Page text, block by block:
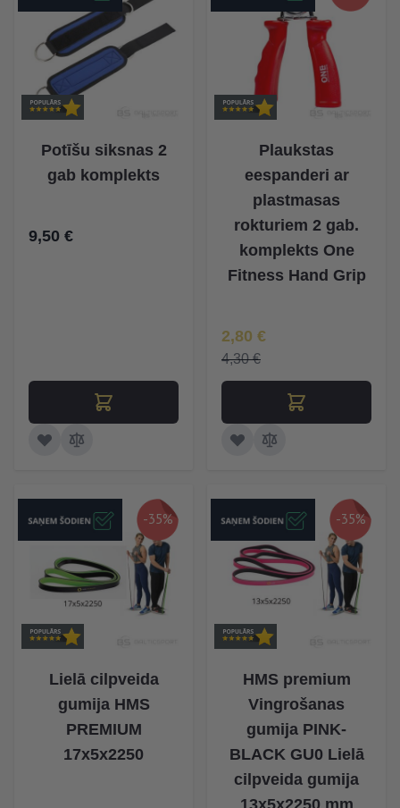
Potīšu siksnas 2
gab komplekts
9,50 €
Plaukstas
eespanderi ar
plastmasas
rokturiem 2 gab.
komplekts One
Fitness Hand Grip
Īpaša Cena
2,80 €
4,30 €
-35%
Lielā cilpveida
gumija HMS
PREMIUM
17x5x2250
-35%
HMS premium
Vingrošanas
gumija PINK-
BLACK GU0 Lielā
cilpveida gumija